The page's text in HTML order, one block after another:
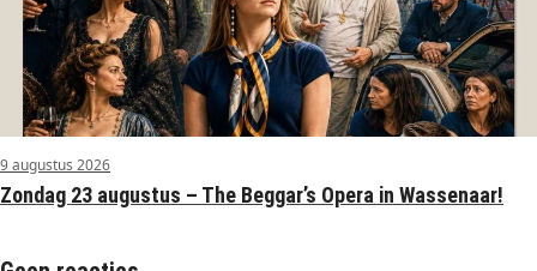
9 augustus 2026
Zondag 23 augustus – The Beggar’s Opera in Wassenaar!